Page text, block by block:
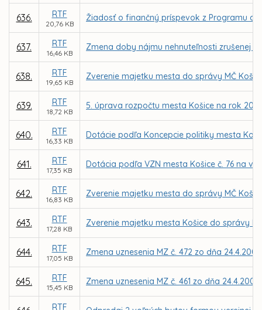
636. RTF
20,76 KB
Žiadosť o finančný príspevok z Programu
637. RTF
16,46 KB
Zmena doby nájmu nehnuteľnosti zrušenej
638. RTF
19,65 KB
Zverenie majetku mesta do správy MČ
639. RTF
18,72 KB
5. úprava rozpočtu mesta Košice na rok
640. RTF
16,33 KB
Dotácie podľa Koncepcie politiky mesta
641. RTF
17,35 KB
Dotácia podľa VZN mesta Košice č. 76 na
642. RTF
16,83 KB
Zverenie majetku mesta do správy MČ
643. RTF
17,28 KB
Zverenie majetku mesta Košice do správy
644. RTF
17,05 KB
Zmena uznesenia MZ č. 472 zo dňa
645. RTF
15,45 KB
Zmena uznesenia MZ č. 461 zo dňa
RTF